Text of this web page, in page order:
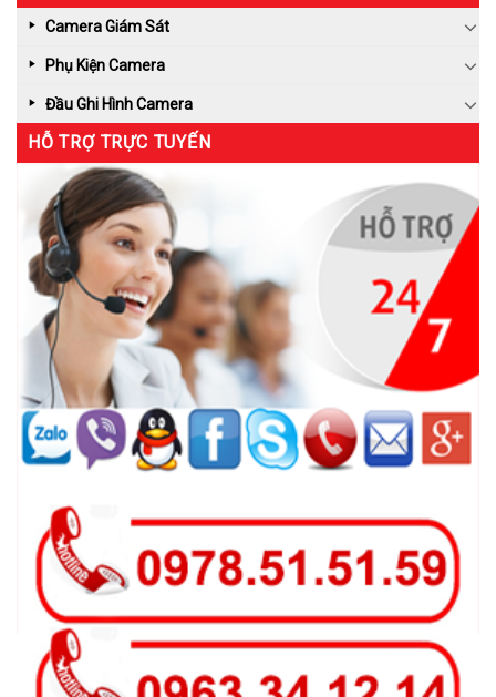
Camera Giám Sát
Phụ Kiện Camera
Đầu Ghi Hình Camera
HỖ TRỢ TRỰC TUYẾN